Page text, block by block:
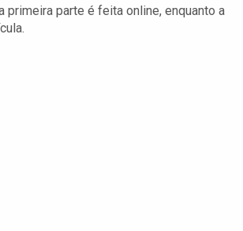
primeira parte é feita online, enquanto a